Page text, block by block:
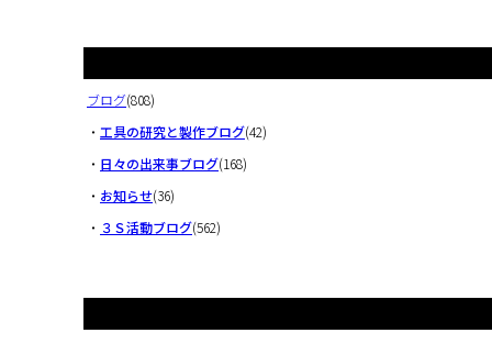
ブログ(808)
・ 工具の研究と製作ブログ(42)
・ 日々の出来事ブログ(168)
・ お知らせ(36)
・ ３Ｓ活動ブログ(562)